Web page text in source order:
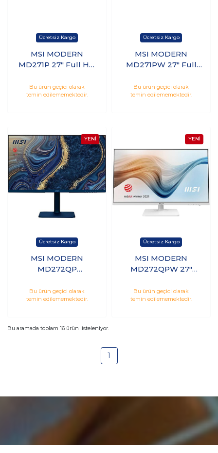
MSI MODERN
MD271P 27" Full HD
Type-C Monitör
Bu ürün geçici olarak
temin edilememektedir.
MSI MODERN
MD271PW 27" Full
Hdmı Type-C
Monitör
Bu ürün geçici olarak
temin edilememektedir.
MSI MODERN
MD272QP
QHD IPS 75Hz 4ms
Hdmı Dp Type-C
Bu ürün geçici olarak
temin edilememektedir.
MSI MODERN
MD272QPW 27"
Hdmı Dp Type-C
Monitör
Bu ürün geçici olarak
temin edilememektedir.
Bu aramada toplam 16 ürün listeleniyor.
1